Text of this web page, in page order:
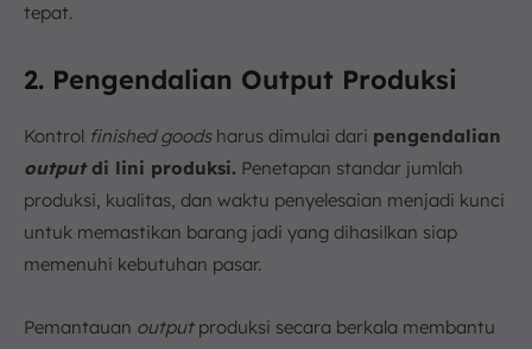
tepat.
2. Pengendalian Output Produksi
Kontrol finished goodsharus dimulai dari pengendalian
outputdi lini produksi. Penetapan standar jumlah
produksi, kualitas, dan waktu penyelesaian menjadi kunci
untuk memastikan barang jadi yang dihasilkan siap
memenuhi kebutuhan pasar.
Pemantauan outputproduksi secara berkala membantu